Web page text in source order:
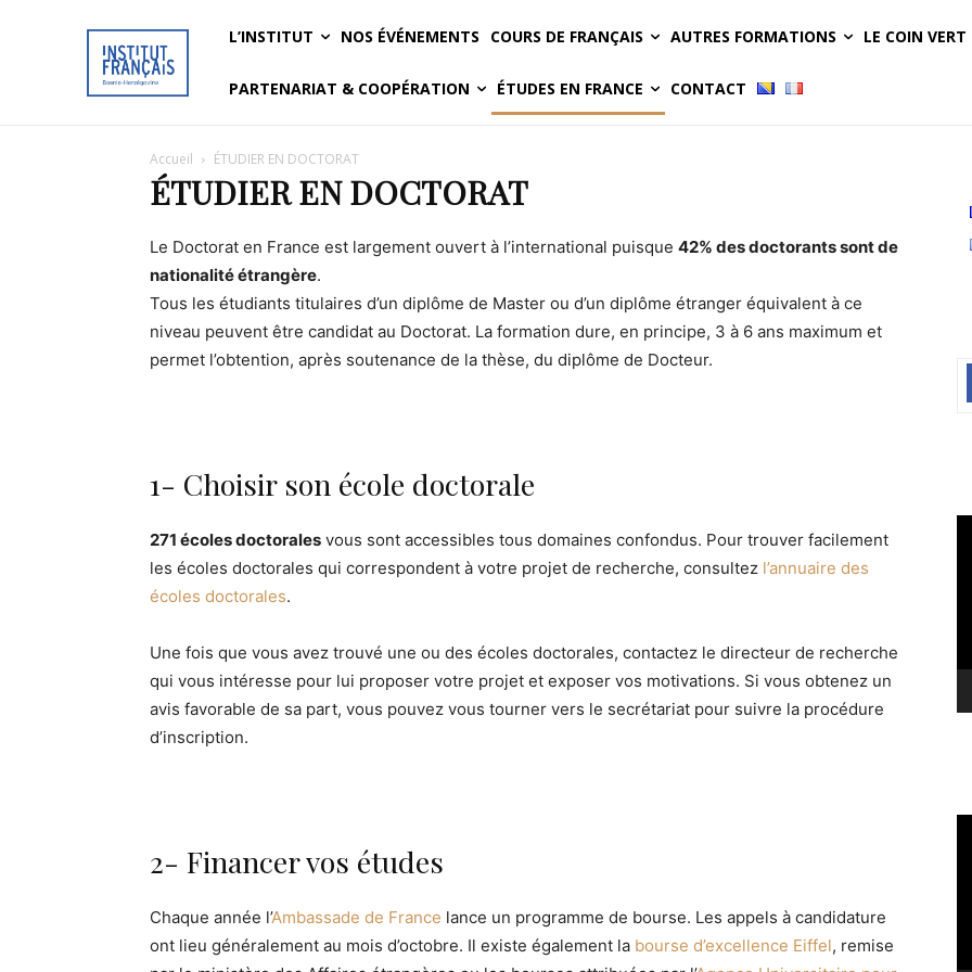
L’INSTITUT NOS ÉVÉNEMENTS COURS DE FRANÇAIS AUTRES FORMATIONS LE COIN VERT
PARTENARIAT & COOPÉRATION ÉTUDES EN FRANCE CONTACT
Accueil ÉTUDIER EN DOCTORAT
ÉTUDIER EN DOCTORAT
Le Doctorat en France est largement ouvert à l’international puisque 42% des doctorants sont de
nationalité étrangère.
Tous les étudiants titulaires d’un diplôme de Master ou d’un diplôme étranger équivalent à ce
niveau peuvent être candidat au Doctorat. La formation dure, en principe, 3 à 6 ans maximum et
permet l’obtention, après soutenance de la thèse, du diplôme de Docteur.
1- Choisir son école doctorale
271 écoles doctorales vous sont accessibles tous domaines confondus. Pour trouver facilement
les écoles doctorales qui correspondent à votre projet de recherche, consultez l’annuaire des
écoles doctorales.
Une fois que vous avez trouvé une ou des écoles doctorales, contactez le directeur de recherche
qui vous intéresse pour lui proposer votre projet et exposer vos motivations. Si vous obtenez un
avis favorable de sa part, vous pouvez vous tourner vers le secrétariat pour suivre la procédure
d’inscription.
2- Financer vos études
Chaque année l’Ambassade de France lance un programme de bourse. Les appels à candidature
ont lieu généralement au mois d’octobre. Il existe également la bourse d’excellence Eiffel, remise